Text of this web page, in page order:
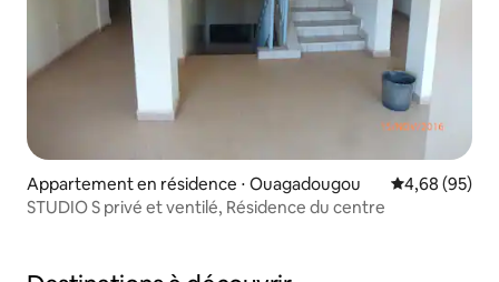
Appartement en résidence ⋅ Ouagadougou Évaluation
4,68 (95)
STUDIO S privé et ventilé, Résidence du centre